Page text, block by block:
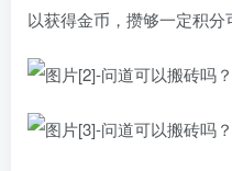
以获得金币，攒够一定积分